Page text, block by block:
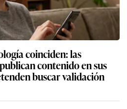
coinciden: las
contenido en sus
buscar validación